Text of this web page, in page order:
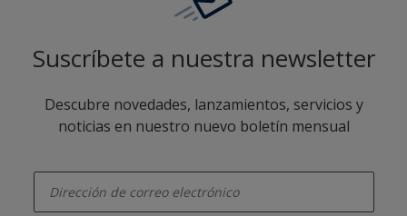
Suscríbete a nuestra newsletter
Descubre novedades, lanzamientos, servicios y
noticias en nuestro nuevo boletín mensual